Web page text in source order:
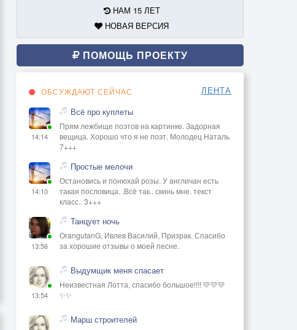
НАМ 15 ЛЕТ
НОВАЯ ВЕРСИЯ
ПОМОЩЬ ПРОЕКТУ
ОБСУЖДАЮТ СЕЙЧАС ЛЕНТА
14:14
Всё про куплеты
Прям лежбище поэтов на картинке. Задорная
вещица. Хорошо что я не поэт. Молодец Наталь
7+++
14:10
Простые мелочи
Остановись и понюхай розы. У англичан есть
такая пословица. .Всё так.. скинь мне. текст
класс.. 3+++
13:56
Танцует ночь
OrangutanG, Ивлев Василий, Призрак. Спасибо
за хорошие отзывы о моей песне.
13:54
Выдумщик меня спасает
Неизвестная Лотта, спасибо большое!!!! 💛💛💛
✨✨
Марш строителей